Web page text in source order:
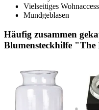
Vielseitiges
Mundgeblasen
Häufig zusammen
Blumensteckhilfe